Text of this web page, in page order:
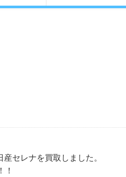
セレナを買取しました。
！